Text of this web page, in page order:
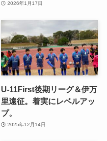
2026年1月17日
U-11First後期リーグ＆伊万
里遠征。着実にレベルアッ
プ。
2025年12月14日